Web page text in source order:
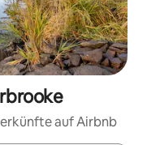
auf Airbnb